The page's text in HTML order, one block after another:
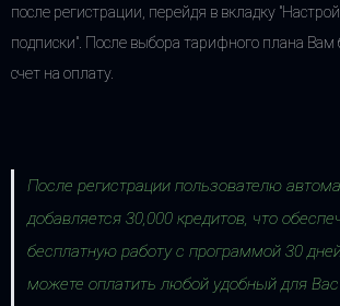
после регистрации, перейдя в вкладку
подписки". После выбора тарифного плана Вам
счет на оплату.
После регистрации пользователю
добавляется 30,000 кредитов, что
бесплатную работу с программой 30
можете оплатить любой удобный для